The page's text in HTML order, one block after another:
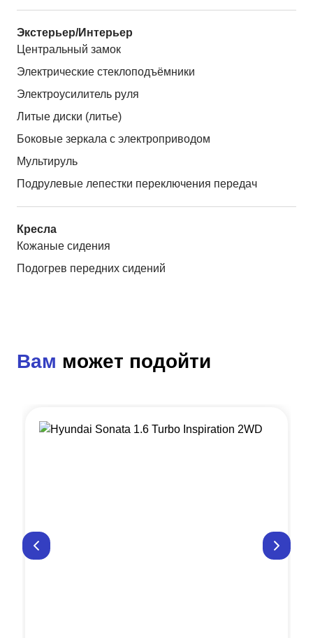
Экстерьер/Интерьер
Центральный замок
Электрические стеклоподъёмники
Электроусилитель руля
Литые диски (литье)
Боковые зеркала с электроприводом
Мультируль
Подрулевые лепестки переключения передач
Кресла
Кожаные сидения
Подогрев передних сидений
Вам может подойти